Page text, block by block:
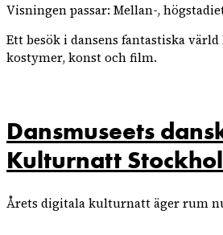
Visningen passar: Mellan-,
Ett besök i dansens fantastiska
kostymer, konst och film.
Dansmuseets
Kulturnatt
Årets digitala kulturnatt äger rum